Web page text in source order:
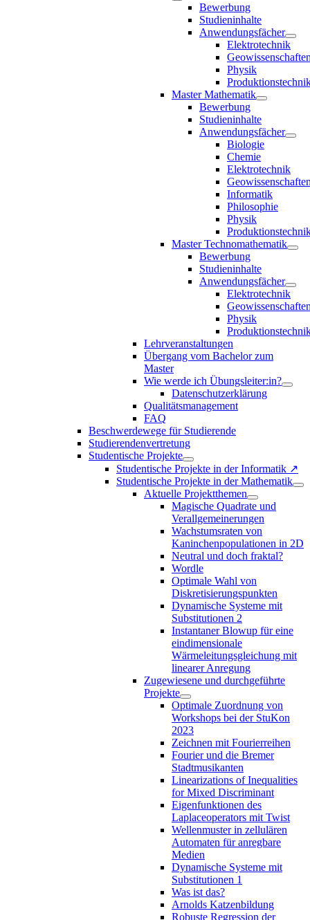
Bewerbung
Studieninhalte
Anwendungsfächer
Elektrotechnik
Physik
Master Mathematik
Bewerbung
Studieninhalte
Anwendungsfächer
Biologie
Chemie
Elektrotechnik
Informatik
Philosophie
Physik
Master Technomathematik
Bewerbung
Studieninhalte
Anwendungsfächer
Elektrotechnik
Physik
Lehrveranstaltungen
Übergang vom Bachelor zum
Master
Wie werde ich Übungsleiter:in?
Datenschutzerklärung
Qualitätsmanagement
FAQ
Beschwerdewege für Studierende
Studierendenvertretung
Studentische Projekte
Studentische Projekte in der Informatik ↗
Studentische Projekte in der Mathematik
Aktuelle Projektthemen
Magische Quadrate und
Verallgemeinerungen
Wachstumsraten von
Kaninchenpopulationen in 2D
Neutral und doch fraktal?
Wordle
Optimale Wahl von
Diskretisierungspunkten
Dynamische Systeme mit
Substitutionen 2
Instantaner Blowup für eine
eindimensionale
Wärmeleitungsgleichung mit
linearer Anregung
Zugewiesene und durchgeführte
Projekte
Optimale Zuordnung von
Workshops bei der StuKon
2023
Zeichnen mit Fourierreihen
Fourier und die Bremer
Stadtmusikanten
Linearizations of Inequalities
for Mixed Discriminant
Eigenfunktionen des
Laplaceoperators mit Twist
Wellenmuster in zellulären
Automaten für anregbare
Medien
Dynamische Systeme mit
Substitutionen 1
Was ist das?
Arnolds Katzenbildung
Robuste Regression der